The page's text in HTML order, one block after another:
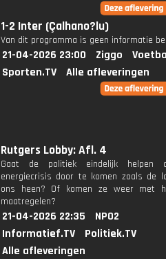
1-2 Inter (Çalhano?lu)
Van dit programma is geen informatie
21-04-2026 23:00 Ziggo
Sporten.TV
Alle afleveringen
Rutgers Lobby: Afl. 4
Gaat de politiek eindelijk helpen
energiecrisis door te komen zoals de
ons heen? Of komen ze weer met
maatregelen?
21-04-2026 22:35
NPO2
Informatief.TV
Politiek.TV
Alle afleveringen